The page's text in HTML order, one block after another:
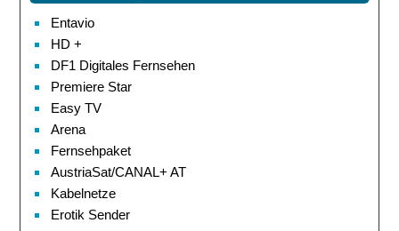
Entavio
HD +
DF1 Digitales Fernsehen
Premiere Star
Easy TV
Arena
Fernsehpaket
AustriaSat/CANAL+ AT
Kabelnetze
Erotik Sender